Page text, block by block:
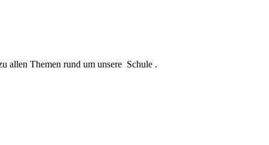
allen Themen rund um unsere Schule .